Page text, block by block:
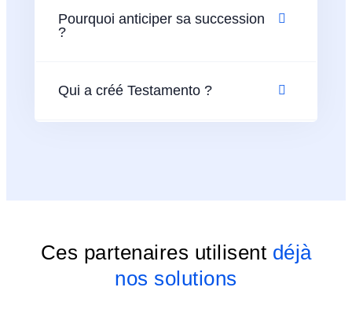
Pourquoi anticiper sa succession
?
Qui a créé Testamento ?
Ces partenaires utilisent déjà
nos solutions